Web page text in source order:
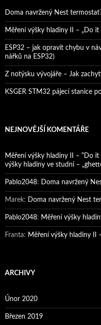
Doma navržený Nest
Měření výšky hladiny II – „Do it
ESP32 – jak opravit chybu v
nářků na ESP32)
Z notýsku vývojáře – Jak
KSGER STM32 pájecí stanice
NEJNOVĚJŠÍ KOMENTÁŘE
Měření výšky hladiny II – “Do
výšky hladiny ve studni –
Pablo2048: Doma navržený
Marek: Doma navržený Nest
Pablo2048: Měření výšky
Franta: Měření výšky hladiny II
ARCHIVY
Únor 2020
Březen 2019